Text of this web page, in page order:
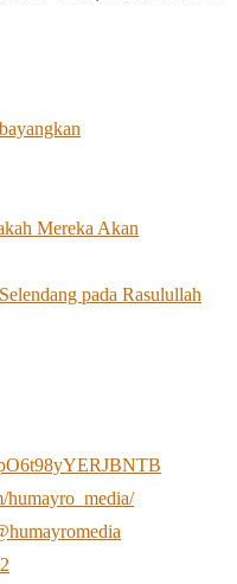
Mereka Akan
pada Rasulullah
humayro_media/